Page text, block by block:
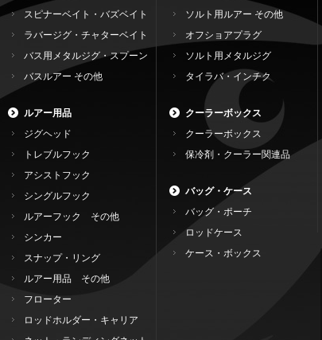
スピナーベイト・バズベイト
ラバージグ・チャターベイト
バス用メタルジグ・スプーン
バスルアー その他
ルアー用品
ジグヘッド
トレブルフック
アシストフック
シングルフック
ルアーフック その他
シンカー
スナップ・リング
ルアー用品 その他
フローター
ロッドホルダー・キャリア
ソルト用ルアー その他
オフショアプラグ
ソルト用メタルジグ
タイラバ・インチク
クーラーボックス
クーラーボックス
保冷剤・クーラー関連品
バッグ・ケース
バッグ・ポーチ
ロッドケース
ケース・ボックス